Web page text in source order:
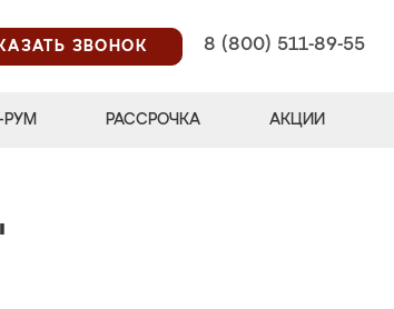
ЗВОНОК
8 (800) 511-89-55
РУМ РАССРОЧКА АКЦИИ